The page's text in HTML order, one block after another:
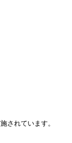
されています。